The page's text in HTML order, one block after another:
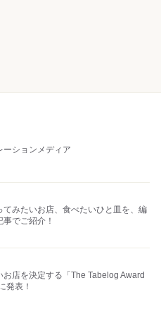
ーションメディア
てみたいお店、食べたいひと皿を、編
でご紹介！
お店を決定する「The Tabelog Award
発表！